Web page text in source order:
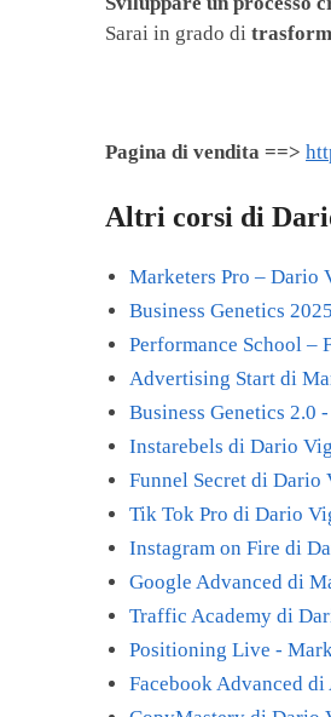
Sarai in grado di
Pagina di vendita ==>
Altri corsi di
Marketers Pro – Dario
Business Genetics
Performance School –
Advertising Start di
Business Genetics 2.0
Instarebels di Dario
Funnel Secret di
Tik Tok Pro di Dario
Instagram on Fire di
Google Advanced di
Traffic Academy di
Positioning Live -
Facebook Advanced